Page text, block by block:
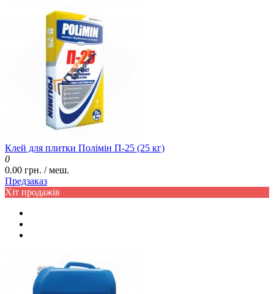
Клей для плитки Полімін П-25 (25 кг)
0
0.00 грн. / меш.
Предзаказ
Хіт продажів